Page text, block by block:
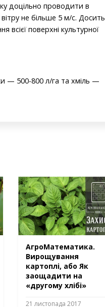
доцільно проводити в
не більше 5 м/с. Досить
всієї поверхні культурної
— 500-800 л/га та хміль —
АгроМатематика.
Вирощування
картоплі, або Як
заощадити на
«другому хлібі»
21 листопада 2017